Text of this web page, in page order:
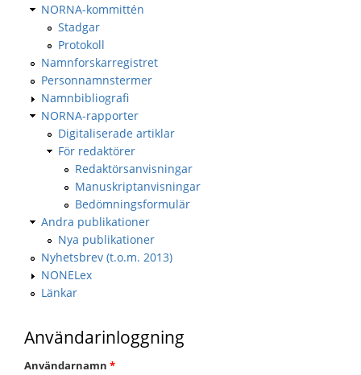
NORNA-kommittén
Stadgar
Protokoll
Namnforskarregistret
Personnamnstermer
Namnbibliografi
NORNA-rapporter
Digitaliserade artiklar
För redaktörer
Redaktörsanvisningar
Manuskriptanvisningar
Bedömningsformulär
Andra publikationer
Nya publikationer
Nyhetsbrev (t.o.m. 2013)
NONELex
Länkar
Användarinloggning
Användarnamn *